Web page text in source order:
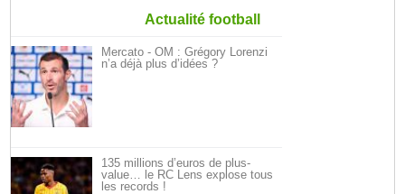
Actualité football
Mercato - OM : Grégory Lorenzi
n’a déjà plus d’idées ?
135 millions d’euros de plus-
value… le RC Lens explose tous
les records !